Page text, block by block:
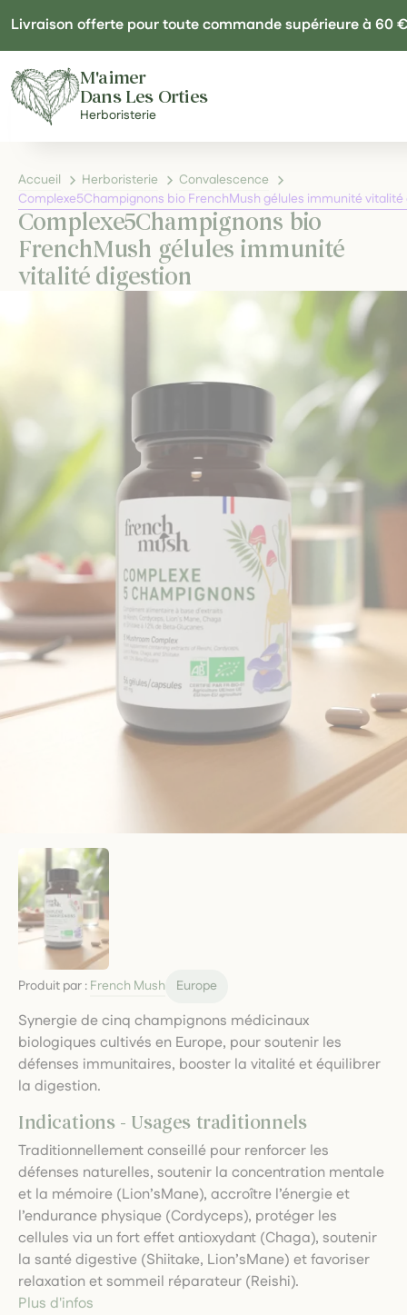
Livraison offerte pour toute commande supérieure à 60 €
M'aimer
Dans Les Orties
Herboristerie
Accueil Herboristerie
Convalescence
Complexe5Champignons bio FrenchMush gélules immunité
Complexe5Champignons bio
FrenchMush gélules immunité
vitalité digestion
Produit par : French Mush Europe
Synergie de cinq champignons médicinaux
biologiques cultivés en Europe, pour soutenir les
défenses immunitaires, booster la vitalité et équilibrer
la digestion.
Indications - Usages traditionnels
Traditionnellement conseillé pour renforcer les
défenses naturelles, soutenir la concentration mentale
et la mémoire (Lion’sMane), accroître l’énergie et
l’endurance physique (Cordyceps), protéger les
cellules via un fort effet antioxydant (Chaga), soutenir
la santé digestive (Shiitake, Lion’sMane) et favoriser
relaxation et sommeil réparateur (Reishi).
Plus d'infos